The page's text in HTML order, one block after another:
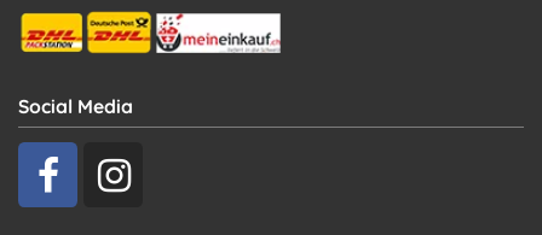
Social Media